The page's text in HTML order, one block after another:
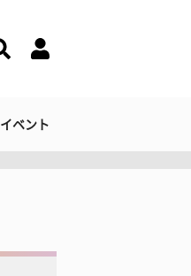
イベント